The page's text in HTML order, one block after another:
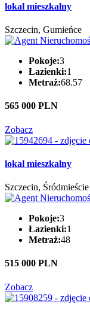
lokal mieszkalny
Szczecin, Gumieńce
Pokoje:3
Łazienki:1
Metraż:68.57
565 000 PLN
Zobacz
lokal mieszkalny
Szczecin, Śródmieście
Pokoje:3
Łazienki:1
Metraż:48
515 000 PLN
Zobacz